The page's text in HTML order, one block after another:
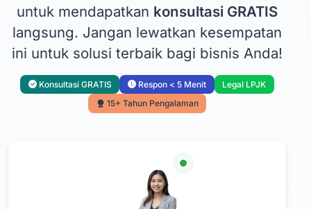
untuk mendapatkan konsultasi GRATIS
langsung. Jangan lewatkan kesempatan
ini untuk solusi terbaik bagi bisnis Anda!
Konsultasi GRATIS Respon < 5 Menit
Legal LPJK
15+ Tahun Pengalaman